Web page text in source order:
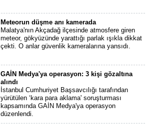
Meteorun düşme anı kamerada
Malatya'nın Akçadağ ilçesinde atmosfere giren
meteor, gökyüzünde yarattığı parlak ışıkla dikkat
çekti. O anlar güvenlik kameralarına yansıdı.
GAİN Medya'ya operasyon: 3 kişi gözaltına
alındı
İstanbul Cumhuriyet Başsavcılığı tarafından
yürütülen ‘kara para aklama' soruşturması
kapsamında GAİN Medya'ya operasyon
düzenlendi.